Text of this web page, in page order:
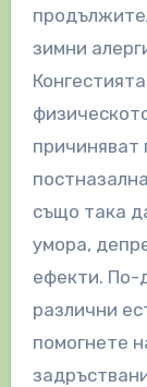
зимни
причиняват
също така
умора,
ефекти. По-
различни
помогнете